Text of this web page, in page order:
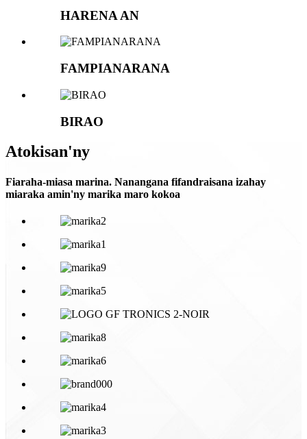
HARENA AN
FAMPIANARANA
BIRAO
Atokisan'ny
Fiaraha-miasa marina. Nanangana fifandraisana izahay
miaraka amin'ny marika maro kokoa